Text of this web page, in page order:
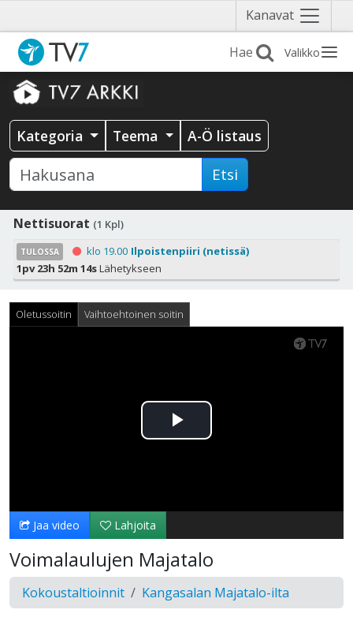
Kanavat Näytä
valikko
Valikko
Kategoria Teema A-Ö listaus
Etsi
Nettisuorat (1 Kpl)
TULOSSA klo 19.00 Ilpoistenpiiri (netissä)
1pv 23h 52m 13sLähetykseen
Oletussoitin Vaihtoehtoinen soitin
Toista
Jaa video Lahjoita
Voimalaulujen Majatalo
Kokoustaltioinnit Kangasalan Majatalo-ilta